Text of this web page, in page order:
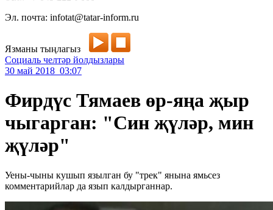
Эл. почта: infotat@tatar-inform.ru
Язманы тыңлагыз
Социаль челтәр йолдызлары
30 май 2018 03:07
Фирдүс Тямаев өр-яңа җыр
чыгарган: "Син җүләр, мин
җүләр"
Уены-чыны кушып язылган бу "трек" янына ямьсез
комментарийлар да язып калдырганнар.